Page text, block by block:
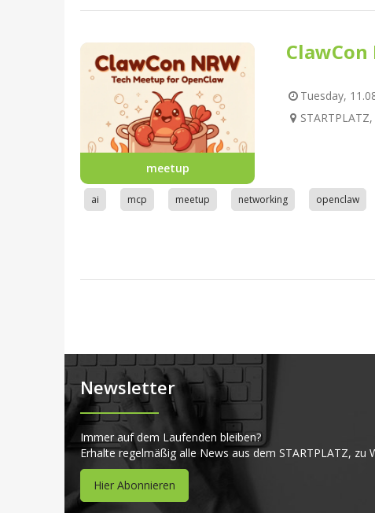
meetup
ClawCon
Tuesday,
ai mcp meetup networking openclaw
Newsletter
Immer auf dem Laufenden bleiben?
Erhalte regelmäßig alle News aus dem STARTPLATZ, zu
Hier Abonnieren